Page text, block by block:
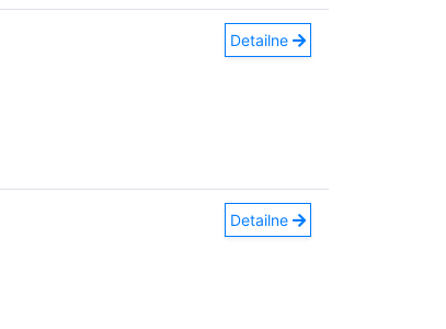
Detailne
Detailne